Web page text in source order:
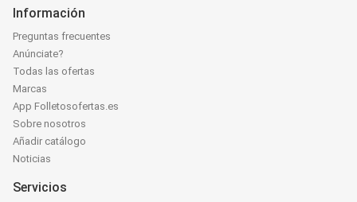
Información
Preguntas frecuentes
Anúnciate?
Todas las ofertas
Marcas
App Folletosofertas.es
Sobre nosotros
Añadir catálogo
Noticias
Servicios